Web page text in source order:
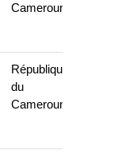
Cameroun
République
du
Cameroun